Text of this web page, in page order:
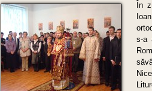
În
s-a